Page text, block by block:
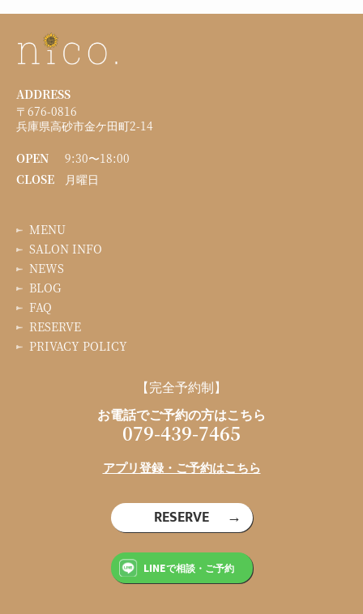
ADDRESS
〒676-0816
兵庫県高砂市金ケ田町2-14
OPEN
9:30〜18:00
CLOSE
月曜日
MENU
SALON INFO
NEWS
BLOG
FAQ
RESERVE
PRIVACY POLICY
【完全予約制】
お電話でご予約の方はこちら
079-439-7465
アプリ登録・ご予約はこちら
RESERVE
LINEで相談・ご予約